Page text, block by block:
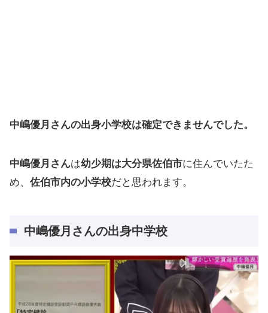
中嶋優月さんの出身小学校は確定できませんでした。
中嶋優月さんは幼少期は大分県佐伯市に住んでいたた
め、 佐伯市内の小学校だと思われます。
中嶋優月さんの出身中学校